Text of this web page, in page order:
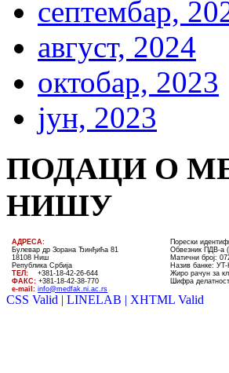
септембар,
август, 2024
октобар, 2023
јун, 2023
ПОДАЦИ О
НИШУ
AДРЕСА:
Булевар др Зорана Ђинђића 81
18108 Ниш
Република Србија
ТЕЛ: +381-18-42-26-644
ФАКС: +381-18-42-38-770
e-mail: info@medfak.ni.ac.rs
Порески
Обвезник ПДВ-а
Матични број:
Назив банке:
Жиро рачун за
Шифра
CSS Valid | LINELAB | XHTML Valid